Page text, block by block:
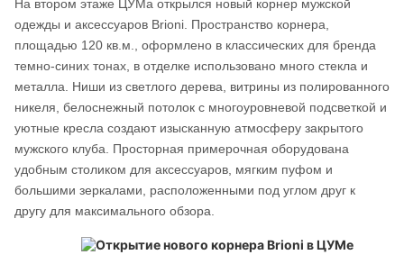
На втором этаже ЦУМа открылся новый корнер мужской
одежды и аксессуаров Brioni. Пространство корнера,
площадью 120 кв.м., оформлено в классических для бренда
темно-синих тонах, в отделке использовано много стекла и
металла. Ниши из светлого дерева, витрины из полированного
никеля, белоснежный потолок с многоуровневой подсветкой и
уютные кресла создают изысканную атмосферу закрытого
мужского клуба. Просторная примерочная оборудована
удобным столиком для аксессуаров, мягким пуфом и
большими зеркалами, расположенными под углом друг к
другу для максимального обзора.